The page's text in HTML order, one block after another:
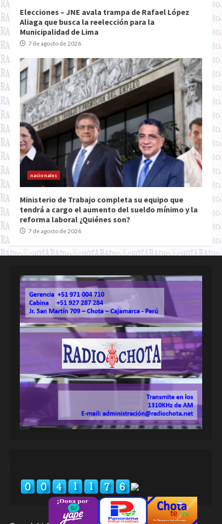
Elecciones – JNE avala trampa de Rafael López
Aliaga que busca la reelección para la
Municipalidad de Lima
7 de agosto de 2026
nacionales
Ministerio de Trabajo completa su equipo que
tendrá a cargo el aumento del sueldo mínimo y la
reforma laboral ¿Quiénes son?
7 de agosto de 2026